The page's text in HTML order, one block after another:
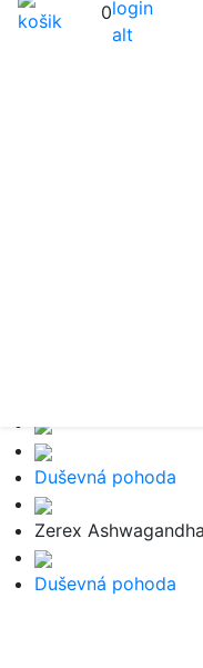
0
Duševná pohoda
Zerex
Duševná pohoda